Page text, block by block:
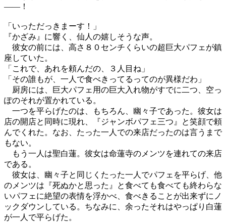
――！
「いっただっきまーす！」
『かざみ』に響く、仙人の嬉しそうな声。
彼女の前には、高さ８０センチくらいの超巨大パフェが鎮
座していた。
「これで、あれを頼んだの、３人目ね」
「その誰もが、一人で食べきってるってのが異様だわ」
厨房には、巨大パフェ用の巨大入れ物がすでに二つ、空っ
ぽのそれが置かれている。
一つを平らげたのは、もちろん、幽々子であった。彼女は
店の開店と同時に現れ、『ジャンボパフェ三つ』と笑顔で頼
んでくれた。なお、たった一人での来店だったのは言うまで
もない。
もう一人は聖白蓮。彼女は命蓮寺のメンツを連れての来店
である。
彼女は、幽々子と同じくたった一人でパフェを平らげ、他
のメンツは『死ぬかと思った』と食べても食べても終わらな
いパフェに絶望の表情を浮かべ、食べきることが出来ずにノ
ックダウンしている。ちなみに、余ったそれはやっぱり白蓮
が一人で平らげた。